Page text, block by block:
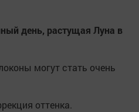
день, растущая Луна в
могут стать очень
оттенка.